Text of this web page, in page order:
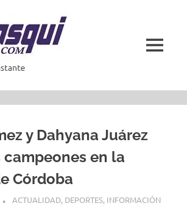
MENÚ
y Dahyana Juárez
en la
Córdoba
ACTUALIDAD, DEPORTES, INFORMACIÓN